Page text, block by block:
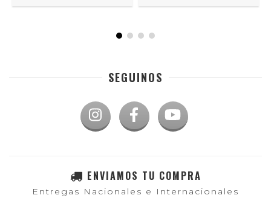
SEGUINOS
ENVIAMOS TU COMPRA
Entregas Nacionales e Internacionales